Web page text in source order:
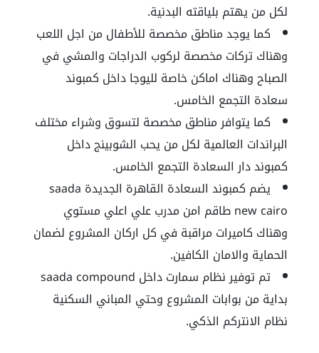
لكل من يهتم بلياقته البدنية.
كما يوجد مناطق مخصصة للأطفال من اجل اللعب
وهناك تركات مخصصة لركوب الدراجات والمشي في
الصباح وهناك اماكن خاصة لليوجا داخل كمبوند
سعادة التجمع الخامس.
كما يتوافر مناطق مخصصة لتسوق وشراء مختلف
البراندات العالمية لكل من يحب الشوبينج داخل
كمبوند دار السعادة التجمع الخامس.
يضم كمبوند السعادة القاهرة الجديدة saada
new cairoطاقم امن مدرب علي اعلي مستوي
وهناك كاميرات مراقبة في كل اركان المشروع لضمان
الحماية والامان الكافين.
تم توفير نظام سمارت داخل saada compound
بداية من بوابات المشروع وحتي المباني السكنية
نظام الانتركم الذكي.